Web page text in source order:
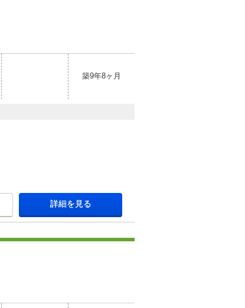
築9年8ヶ月
詳細を見る